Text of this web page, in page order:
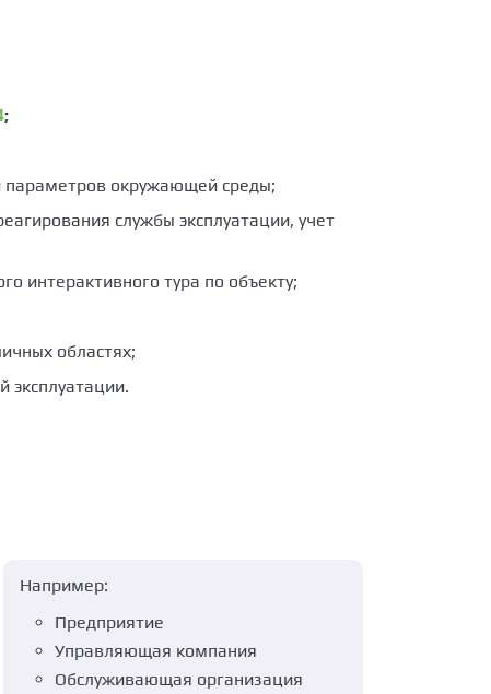
;
параметров окружающей среды;
службы эксплуатации, учет
интерактивного тура по объекту;
областях;
эксплуатации.
Например:
Предприятие
Управляющая компания
Обслуживающая организация